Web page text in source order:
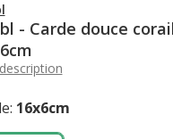
- Carde douce
16x6cm